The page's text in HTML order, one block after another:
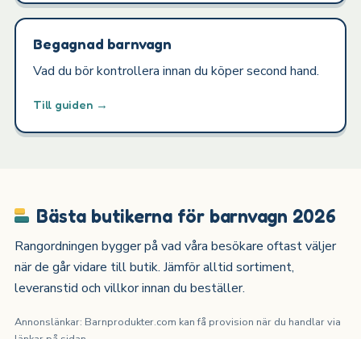
Begagnad barnvagn
Vad du bör kontrollera innan du köper second hand.
Till guiden →
Bästa butikerna för barnvagn 2026
Rangordningen bygger på vad våra besökare oftast väljer
när de går vidare till butik. Jämför alltid sortiment,
leveranstid och villkor innan du beställer.
Annonslänkar: Barnprodukter.com kan få provision när du handlar via